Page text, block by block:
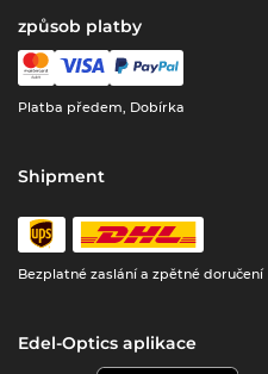
způsob platby
Platba předem, Dobírka
Shipment
Bezplatné zaslání a zpětné doručení
Edel-Optics aplikace